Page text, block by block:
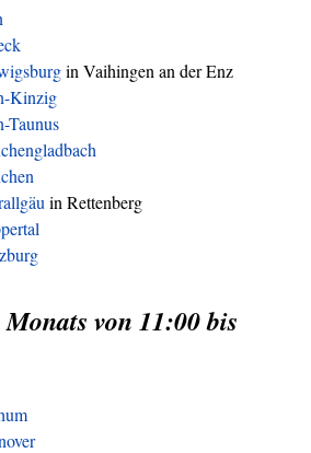
in Vaihingen an der Enz
Kinzig
Taunus
in Rettenberg
von 11:00 bis